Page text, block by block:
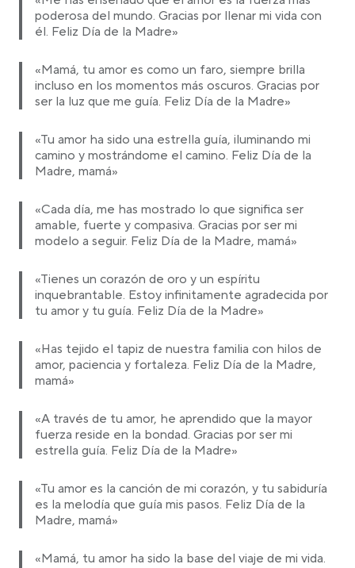
poderosa del mundo. Gracias por llenar mi vida con
él. Feliz Día de la Madre»
«Mamá, tu amor es como un faro, siempre brilla
incluso en los momentos más oscuros. Gracias por
ser la luz que me guía. Feliz Día de la Madre»
«Tu amor ha sido una estrella guía, iluminando mi
camino y mostrándome el camino. Feliz Día de la
Madre, mamá»
«Cada día, me has mostrado lo que significa ser
amable, fuerte y compasiva. Gracias por ser mi
modelo a seguir. Feliz Día de la Madre, mamá»
«Tienes un corazón de oro y un espíritu
inquebrantable. Estoy infinitamente agradecida por
tu amor y tu guía. Feliz Día de la Madre»
«Has tejido el tapiz de nuestra familia con hilos de
amor, paciencia y fortaleza. Feliz Día de la Madre,
mamá»
«A través de tu amor, he aprendido que la mayor
fuerza reside en la bondad. Gracias por ser mi
estrella guía. Feliz Día de la Madre»
«Tu amor es la canción de mi corazón, y tu sabiduría
es la melodía que guía mis pasos. Feliz Día de la
Madre, mamá»
«Mamá, tu amor ha sido la base del viaje de mi vida.